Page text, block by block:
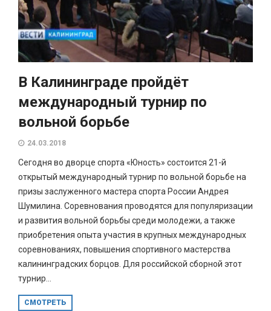
В Калининграде пройдёт
международный турнир по
вольной борьбе
24.03.2018
Сегодня во дворце спорта «Юность» состоится 21-й
открытый международный турнир по вольной борьбе на
призы заслуженного мастера спорта России Андрея
Шумилина. Соревнования проводятся для популяризации
и развития вольной борьбы среди молодежи, а также
приобретения опыта участия в крупных международных
соревнованиях, повышения спортивного мастерства
калининградских борцов. Для российской сборной этот
турнир...
СМОТРЕТЬ